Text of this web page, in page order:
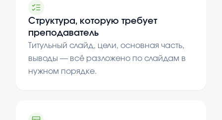
Структура, которую требует
преподаватель
Титульный слайд, цели, основная часть,
выводы — всё разложено по слайдам в
нужном порядке.